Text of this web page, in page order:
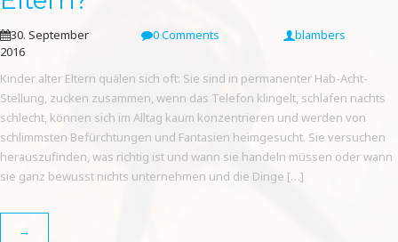
30. September
2016
0 Comments blambers
Kinder alter Eltern quälen sich oft: Sie sind in permanenter Hab-Acht-
Stellung, zucken zusammen, wenn das Telefon klingelt, schlafen nachts
schlecht, können sich im Alltag kaum konzentrieren und werden von
schlimmsten Befürchtungen und Fantasien heimgesucht. Sie versuchen
herauszufinden, was richtig ist und wann sie handeln müssen oder wann
sie ganz bewusst nichts unternehmen und die Dinge […]
→